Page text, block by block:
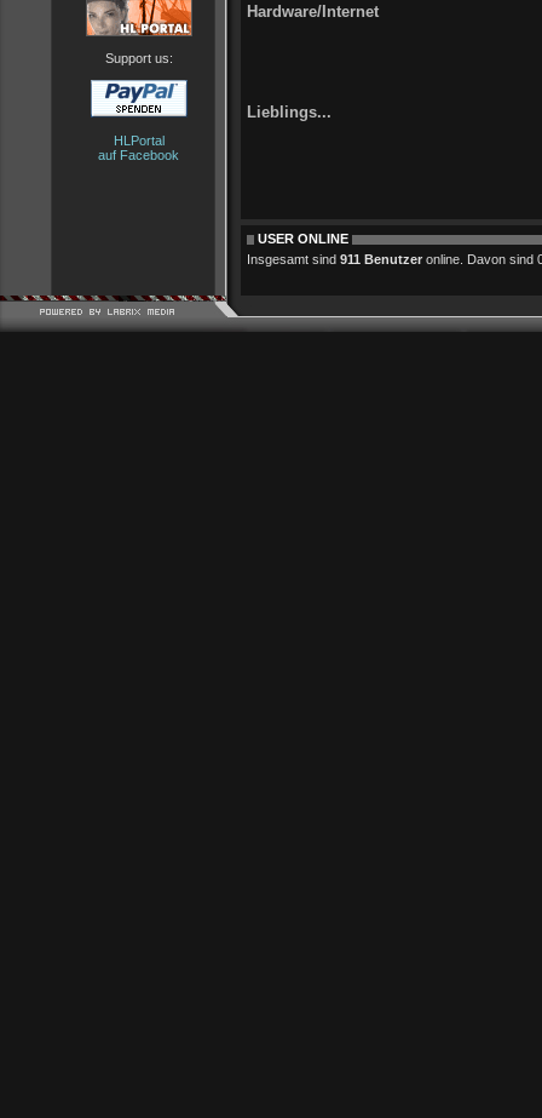
Support us:
HLPortal
auf Facebook
Hardware/Internet
Lieblings...
USER ONLINE
Insgesamt sind 911 Benutzer online. Davon sind